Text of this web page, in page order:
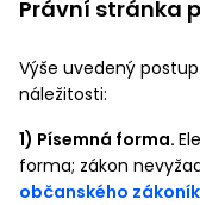
Právní stránka
Výše uvedený
náležitosti:
1) Písemná forma.
forma; zákon
občanského